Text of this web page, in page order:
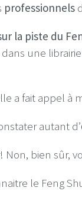
professionnels
la piste du
une
a fait appel à
autant d’
bien sûr,
le Feng